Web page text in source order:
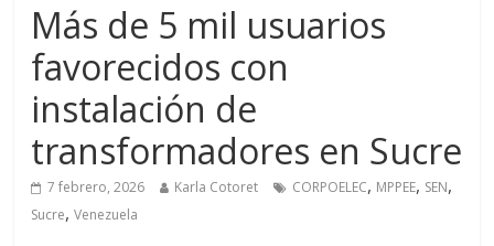
Más de 5 mil usuarios
favorecidos con
instalación de
transformadores en Sucre
7 febrero, 2026 Karla Cotoret CORPOELEC, MPPEE, SEN,
Sucre,Venezuela